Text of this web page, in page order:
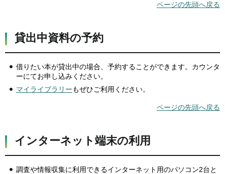
ページの先頭へ戻る
貸出中資料の予約
借りたい本が貸出中の場合、予約することができます。カウンタ
ーにてお申し込みください。
マイライブラリーもぜひご利用ください。
ページの先頭へ戻る
インターネット端末の利用
調査や情報収集に利用できるインターネット用のパソコン2台と